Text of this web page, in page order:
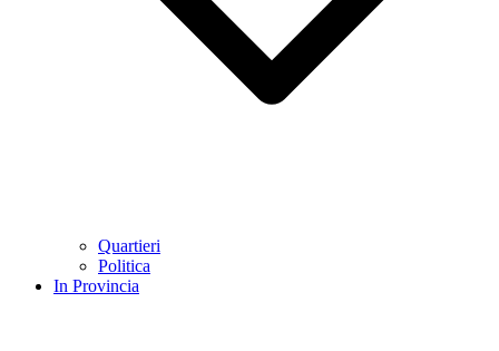
Quartieri
Politica
In Provincia